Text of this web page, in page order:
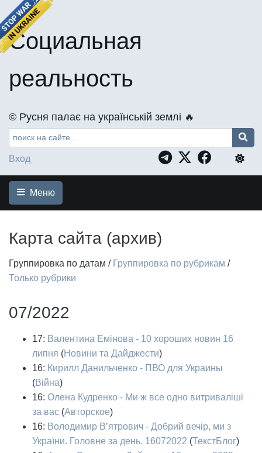
Социальная
реальность
©️ Русня палає на українській землі 🔥
Вход
Меню
Карта сайта (архив)
Группировка по датам / Группировка по рубрикам /
Только рубрики
07/2022
17: Валентина Емінова - 10 хороших новин 16
липня (Новини та Дайджести)
16: Кирилл Данильченко - ПВО для Украины
(Війна)
16: Олена Кудренко - Ми ж все одно витриваліші
за вас (Авторское)
16: Володимир В’ятрович - Добрий вечір, ми з
України. Головне за день. 16072022 (ТекстБлог)